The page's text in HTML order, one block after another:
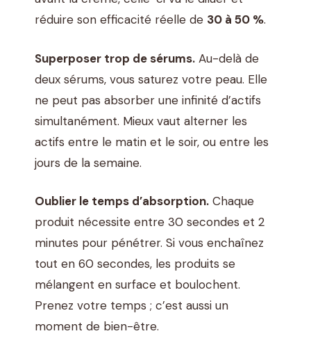
réduire son efficacité réelle de 30 à 50 %.
Superposer trop de sérums. Au-delà de
deux sérums, vous saturez votre peau. Elle
ne peut pas absorber une infinité d’actifs
simultanément. Mieux vaut alterner les
actifs entre le matin et le soir, ou entre les
jours de la semaine.
Oublier le temps d’absorption. Chaque
produit nécessite entre 30 secondes et 2
minutes pour pénétrer. Si vous enchaînez
tout en 60 secondes, les produits se
mélangent en surface et boulochent.
Prenez votre temps ; c’est aussi un
moment de bien-être.